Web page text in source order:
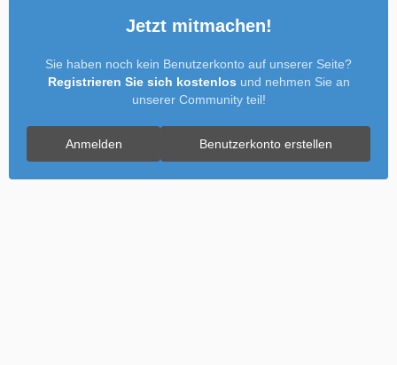
Jetzt mitmachen!
Sie haben noch kein Benutzerkonto auf unserer Seite?
Registrieren Sie sich kostenlos und nehmen Sie an
unserer Community teil!
Benutzerkonto erstellen
Anmelden